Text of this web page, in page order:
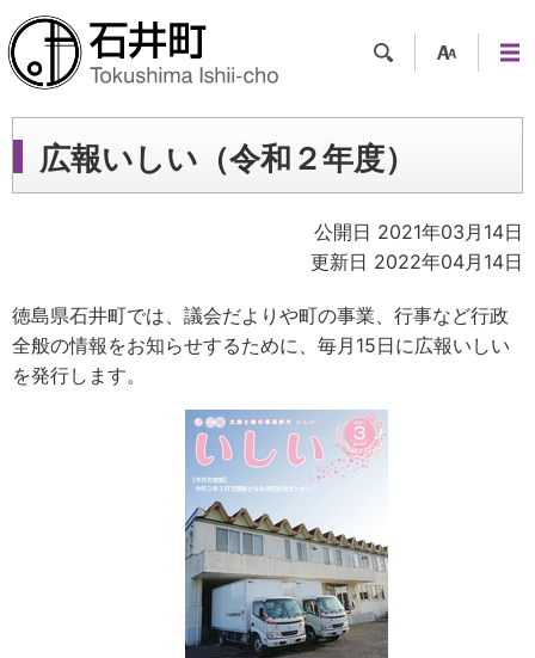
ツー
ュー
広報いしい（令和２年度）
公開日 2021年03月14日
更新日 2022年04月14日
徳島県石井町では、議会だよりや町の事業、行事など行政
全般の情報をお知らせするために、毎月15日に広報いしい
を発行します。